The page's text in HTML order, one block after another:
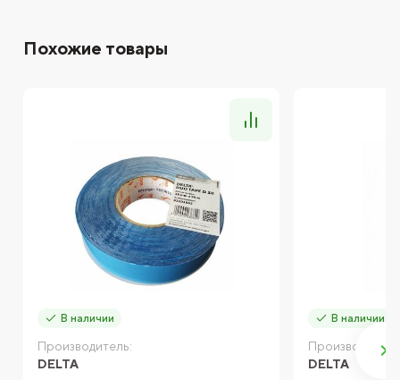
Похожие товары
В наличии
Производитель:
DELTA
В наличии
DELTA